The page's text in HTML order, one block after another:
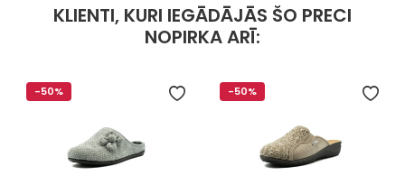
KLIENTI, KURI IEGĀDĀJĀS ŠO PRECI
NOPIRKA ARĪ:
-50% -50%